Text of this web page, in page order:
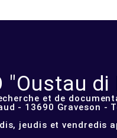
"Oustau
et de
- 13690 Graveson -
jeudis et vendredis